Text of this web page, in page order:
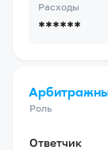
Расходы
******
Роль
Ответчик